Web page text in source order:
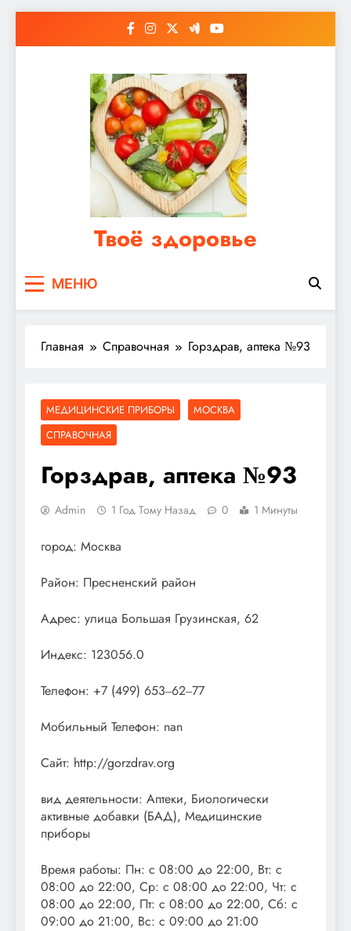
Твоё здоровье
мужском здоровье
МЕНЮ
Главная Справочная Горздрав, аптека №93
МЕДИЦИНСКИЕ ПРИБОРЫ
МОСКВА
СПРАВОЧНАЯ
Горздрав, аптека №93
Admin 1 Год Тому Назад 0 1 Минуты
город: Москва
Район: Пресненский район
Адрес: улица Большая Грузинская, 62
Индекс: 123056.0
Телефон: +7 (499) 653‒62‒77
Мобильный Телефон: nan
Сайт: http://gorzdrav.org
вид деятельности: Аптеки, Биологически
активные добавки (БАД), Медицинские
приборы
Время работы: Пн: с 08:00 до 22:00, Вт: с
08:00 до 22:00, Ср: с 08:00 до 22:00, Чт: с
08:00 до 22:00, Пт: с 08:00 до 22:00, Сб: с
09:00 до 21:00, Вс: с 09:00 до 21:00